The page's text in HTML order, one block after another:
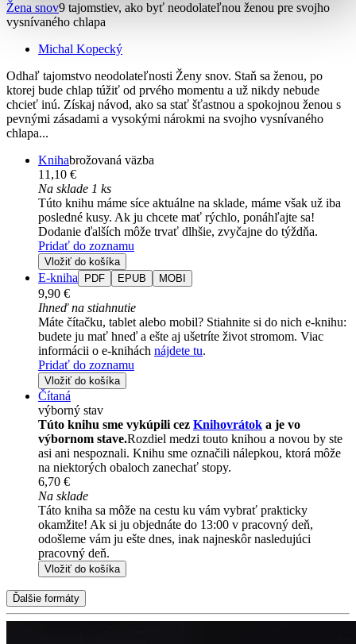
Žena snov9 tajomstiev, ako byť neodolateľnou ženou pre svojho
vysnívaného chlapa
Michal Kopecký
Odhaľ tajomstvo neodolateľnosti Ženy snov. Staň sa ženou, po
ktorej bude chlap túžiť od prvého momentu a už nikdy nebude
chcieť inú. Získaj návod, ako sa stať šťastnou a spokojnou ženou s
pevnými zásadami a vysokými nárokmi na svojho vysnívaného
chlapa...
Knihabrožovaná väzba
11,10 €
Na sklade 1 ks
Túto knihu máme síce aktuálne na sklade, máme však už iba
posledné kusy. Ak ju chcete mať rýchlo, ponáhľajte sa!
Dodanie ďalších môže trvať dlhšie, zvyčajne do týždňa.
Pridať do zoznamu
Vložiť do košíka
E-kniha PDF EPUB MOBI
9,90 €
Ihneď na stiahnutie
Máte čítačku, tablet alebo mobil? Stiahnite si do nich e-knihu:
budete ju mať hneď a ešte aj ušetríte život stromom. Viac
informácii o e-knihách nájdete tu.
Pridať do zoznamu
Vložiť do košíka
Čítaná
výborný stav
Túto knihu sme vykúpili cez Knihovrátok a je vo
výbornom stave.Rozdiel medzi touto knihou a novou by ste
asi ani nespoznali. Knihu sme označili nálepkou, ktorá môže
na niektorých obaloch zanechať stopy.
6,70 €
Na sklade
Táto kniha sa môže na cestu ku vám vybrať prakticky
okamžite! Ak si ju objednáte do 13:00 v pracovný deň,
odošleme vám ju ešte dnes, inak najneskôr nasledujúci
pracovný deň.
Vložiť do košíka
Ďalšie formáty